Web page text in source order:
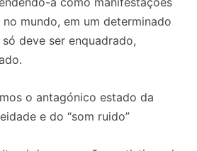
mundo, em um determinado
deve ser enquadrado,
o antagónico estado da
e do “som ruido”